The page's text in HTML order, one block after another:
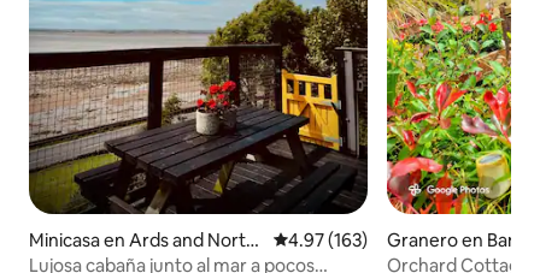
Minicasa en Ards and North
Down
Calificación promedio: 4.97 de
4.97 (163)
Lujosa cabaña junto al mar a pocos
Granero en
Orchard Cottage,